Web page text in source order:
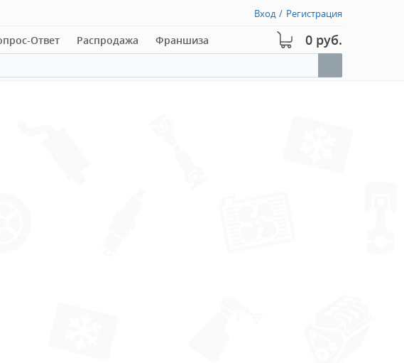
Вход / Регистрация
Ответ Распродажа Франшиза 0 руб.